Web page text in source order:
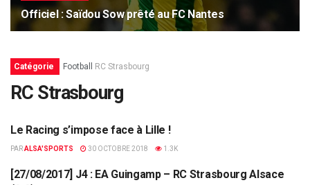
Officiel : Saïdou Sow prêté au FC Nantes
Catégorie Football RC Strasbourg
RC Strasbourg
RC STRASBOURG
Le Racing s’impose face à Lille !
PARALSA'SPORTS 30 OCTOBRE 2018 1.3K
RC STRASBOURG
[27/08/2017] J4 : EA Guingamp – RC Strasbourg Alsace